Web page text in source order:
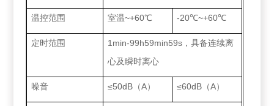
温控范围 室温~+60℃ -20℃~+60℃
定时范围
1min-99h59min59s，具备连续离
心及瞬时离心
噪音 ≤50dB（A） ≤60dB（A）